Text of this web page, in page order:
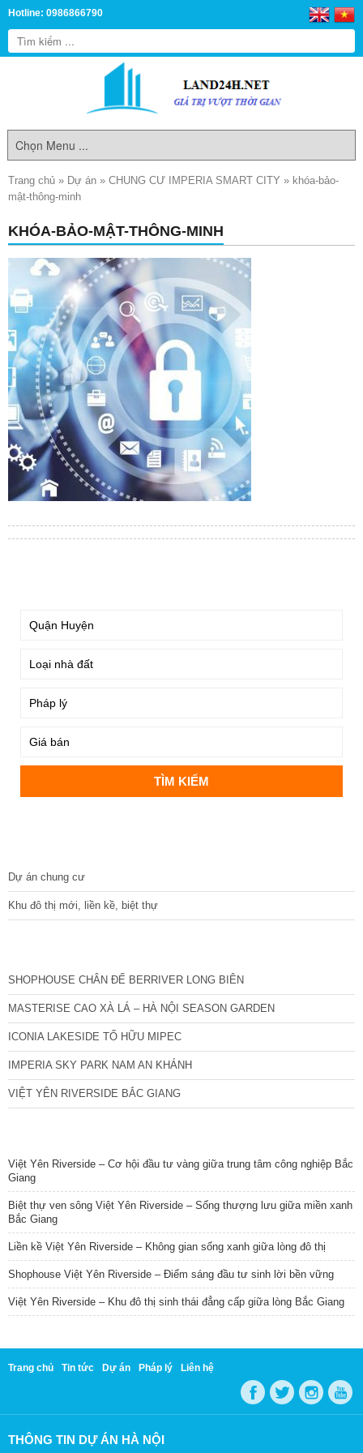
Hotline: 0986866790
Trang chủ » Dự án » CHUNG CƯ IMPERIA SMART CITY » khóa-bảo-
mật-thông-minh
KHÓA-BẢO-MẬT-THÔNG-MINH
Dự án chung cư
Khu đô thị mới, liền kề, biệt thự
SHOPHOUSE CHÂN ĐẾ BERRIVER LONG BIÊN
MASTERISE CAO XÀ LÁ – HÀ NỘI SEASON GARDEN
ICONIA LAKESIDE TỐ HỮU MIPEC
IMPERIA SKY PARK NAM AN KHÁNH
VIỆT YÊN RIVERSIDE BẮC GIANG
Việt Yên Riverside – Cơ hội đầu tư vàng giữa trung tâm công nghiệp Bắc
Giang
Biệt thự ven sông Việt Yên Riverside – Sống thượng lưu giữa miền xanh
Bắc Giang
Liền kề Việt Yên Riverside – Không gian sống xanh giữa lòng đô thị
Shophouse Việt Yên Riverside – Điểm sáng đầu tư sinh lời bền vững
Việt Yên Riverside – Khu đô thị sinh thái đẳng cấp giữa lòng Bắc Giang
Trang chủ Tin tức Dự án Pháp lý Liên hệ
THÔNG TIN DỰ ÁN HÀ NỘI